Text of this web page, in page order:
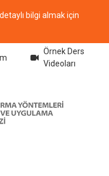
bilgi almak için
Örnek Ders
Videoları